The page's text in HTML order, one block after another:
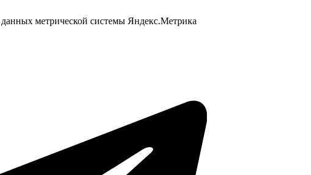
метрической системы Яндекс.Метрика